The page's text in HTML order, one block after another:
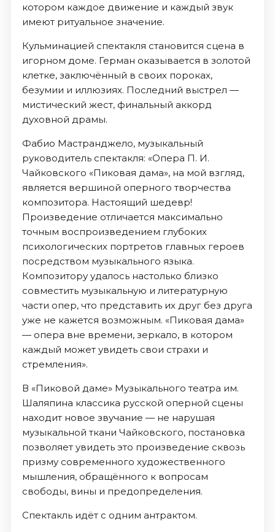
котором каждое движение и каждый звук
имеют ритуальное значение.
Кульминацией спектакля становится сцена в
игорном доме. Герман оказывается в золотой
клетке, заключённый в своих пороках,
безумии и иллюзиях. Последний выстрел —
мистический жест, финальный аккорд
духовной драмы.
Фабио Мастранджело, музыкальный
руководитель спектакля: «Опера П. И.
Чайковского «Пиковая дама», на мой взгляд,
является вершиной оперного творчества
композитора. Настоящий шедевр!
Произведение отличается максимально
точным воспроизведением глубоких
психологических портретов главных героев
посредством музыкального языка.
Композитору удалось настолько близко
совместить музыкальную и литературную
части опер, что представить их друг без друга
уже не кажется возможным. «Пиковая дама»
— опера вне времени, зеркало, в котором
каждый может увидеть свои страхи и
стремления».
В «Пиковой даме» Музыкального театра им.
Шаляпина классика русской оперной сцены
находит новое звучание — не нарушая
музыкальной ткани Чайковского, постановка
позволяет увидеть это произведение сквозь
призму современного художественного
мышления, обращённого к вопросам
свободы, вины и предопределения.
Спектакль идёт с одним антрактом.